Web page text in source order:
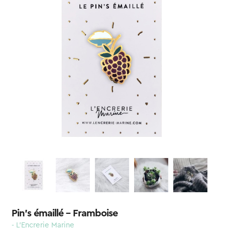
Pin’s émaillé – Framboise
- L'Encrerie Marine